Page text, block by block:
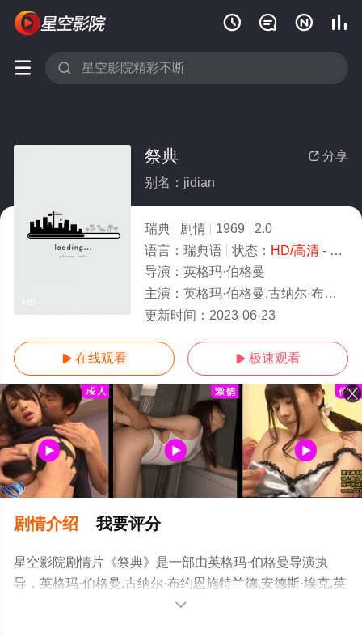
   
 
 分享
祭典
别名：jidian
瑞典 剧情 1969
2.0
语言： 瑞典语 状态： HD/高清- 免费在线观看
导演： 英格玛·伯格曼
主演： 英格玛·伯格曼,古纳尔·布约恩施特兰德,安德斯·埃克,英格丽·图林
更新时间： 2023-06-23
 在线观看  极速观看
剧情介绍 我要评分
星空影院剧情片《祭典》是一部由英格玛·伯格曼导演执
导，英格玛·伯格曼,古纳尔·布约恩施特兰德,安德斯·埃克,英
格丽·图林等演员精彩演绎的瑞典电影，手机免费观看高清
